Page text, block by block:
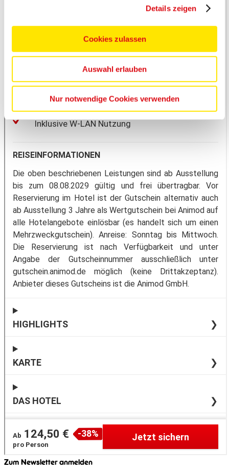
Details zeigen
Cookies zulassen
Auswahl erlauben
Nur notwendige Cookies verwenden
Zum Newsletter anmelden